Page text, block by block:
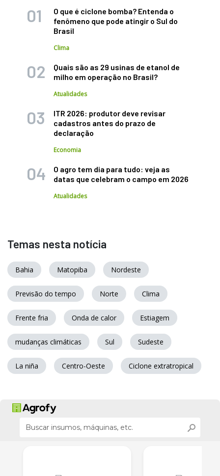
O que é ciclone bomba? Entenda o
fenômeno que pode atingir o Sul do
Brasil
Clima
Quais são as 29 usinas de etanol de
milho em operação no Brasil?
Atualidades
ITR 2026: produtor deve revisar
cadastros antes do prazo de
declaração
Economia
O agro tem dia para tudo: veja as
datas que celebram o campo em 2026
Atualidades
Temas nesta notícia
Bahia Matopiba Nordeste
Previsão do tempo Norte Clima
Frente fria Onda de calor Estiagem
mudanças climáticas Sul Sudeste
La niña Centro-Oeste Ciclone extratropical